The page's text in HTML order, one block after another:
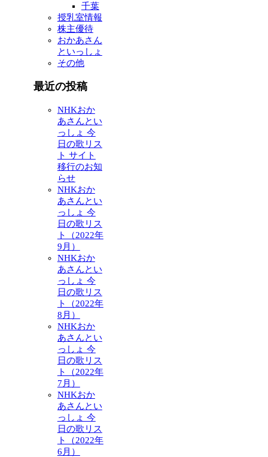
千葉
授乳室情報
株主優待
おかあさん
といっしょ
その他
最近の投稿
NHKおか
あさんとい
っしょ 今
日の歌リス
ト サイト
移行のお知
らせ
NHKおか
あさんとい
っしょ 今
日の歌リス
ト（2022年
9月）
NHKおか
あさんとい
っしょ 今
日の歌リス
ト（2022年
8月）
NHKおか
あさんとい
っしょ 今
日の歌リス
ト（2022年
7月）
NHKおか
あさんとい
っしょ 今
日の歌リス
ト（2022年
6月）